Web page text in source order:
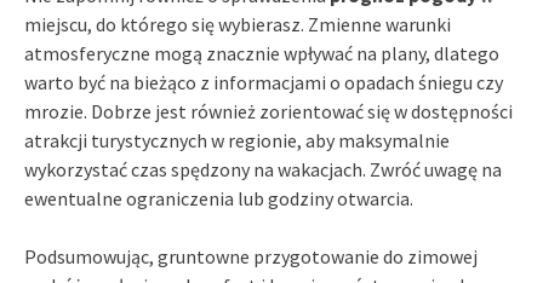
miejscu, do którego się wybierasz. Zmienne warunki
atmosferyczne mogą znacznie wpływać na plany, dlatego
warto być na bieżąco z informacjami o opadach śniegu czy
mrozie. Dobrze jest również zorientować się w dostępności
atrakcji turystycznych w regionie, aby maksymalnie
wykorzystać czas spędzony na wakacjach. Zwróć uwagę na
ewentualne ograniczenia lub godziny otwarcia.
Podsumowując, gruntowne przygotowanie do zimowej